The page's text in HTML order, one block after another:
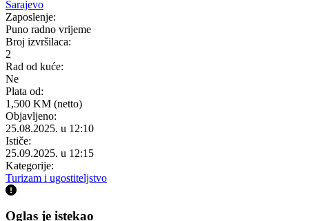
Sarajevo
Zaposlenje:
Puno radno vrijeme
Broj izvršilaca:
2
Rad od kuće:
Ne
Plata od:
1,500 KM (netto)
Objavljeno:
25.08.2025. u 12:10
Ističe:
25.09.2025. u 12:15
Kategorije:
Turizam i ugostiteljstvo
Oglas je istekao